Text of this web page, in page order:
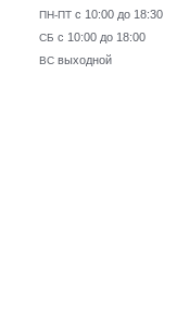
ПН-ПТ с 10:00 до 18:30
СБ с 10:00 до 18:00
ВС выходной